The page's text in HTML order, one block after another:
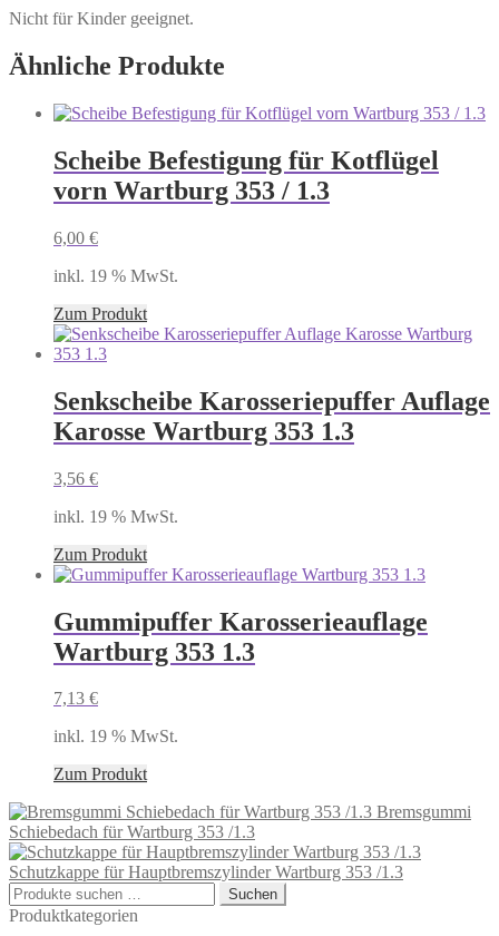
Nicht für Kinder geeignet.
Ähnliche Produkte
Scheibe Befestigung für Kotflügel
vorn Wartburg 353 / 1.3
6,00 €
inkl. 19 % MwSt.
Zum Produkt
Senkscheibe Karosseriepuffer Auflage
Karosse Wartburg 353 1.3
3,56 €
inkl. 19 % MwSt.
Zum Produkt
Gummipuffer Karosserieauflage
Wartburg 353 1.3
7,13 €
inkl. 19 % MwSt.
Zum Produkt
Bremsgummi
Schiebedach für Wartburg 353 /1.3
Schutzkappe für Hauptbremszylinder Wartburg 353 /1.3
Suchen
nach:
Suchen
Produktkategorien